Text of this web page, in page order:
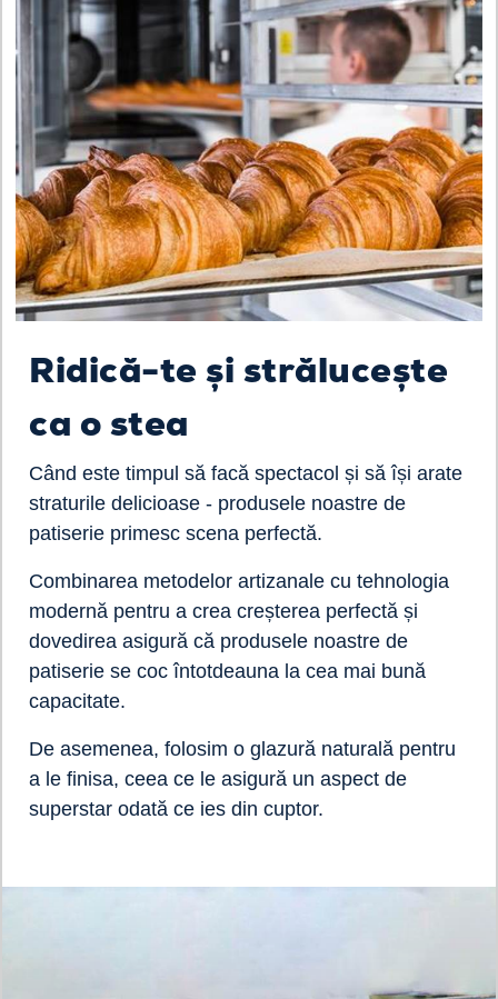
Ridică-te și strălucește
ca o stea
Când este timpul să facă spectacol și să își arate
straturile delicioase - produsele noastre de
patiserie primesc scena perfectă.
Combinarea metodelor artizanale cu tehnologia
modernă pentru a crea creșterea perfectă și
dovedirea asigură că produsele noastre de
patiserie se coc întotdeauna la cea mai bună
capacitate.
De asemenea, folosim o glazură naturală pentru
a le finisa, ceea ce le asigură un aspect de
superstar odată ce ies din cuptor.